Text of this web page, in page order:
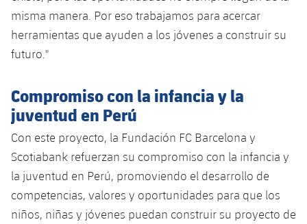
misma manera. Por eso trabajamos para acercar
herramientas que ayuden a los jóvenes a construir su
futuro."
Compromiso con la infancia y la
juventud en Perú
Con este proyecto, la Fundación FC Barcelona y
Scotiabank refuerzan su compromiso con la infancia y
la juventud en Perú, promoviendo el desarrollo de
competencias, valores y oportunidades para que los
niños, niñas y jóvenes puedan construir su proyecto de